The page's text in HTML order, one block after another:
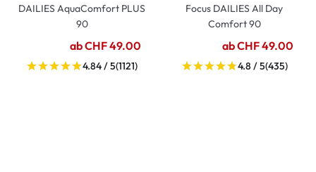
DAILIES AquaComfort PLUS
90
ab CHF 49.00
4.84 / 5(1121)
Focus DAILIES All Day
Comfort 90
ab CHF 49.00
4.8 / 5(435)